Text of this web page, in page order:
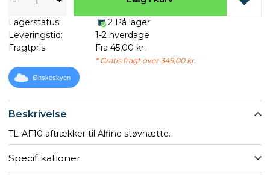
Beskrivelse
TL-AF10 aftrækker til Alfine støvhætte.
Specifikationer
Lagerstatus:
2 På lager
Leveringstid:
1-2 hverdage
Fragtpris:
Fra 45,00 kr.
* Gratis fragt over 349,00 kr.
Ønskeskyen